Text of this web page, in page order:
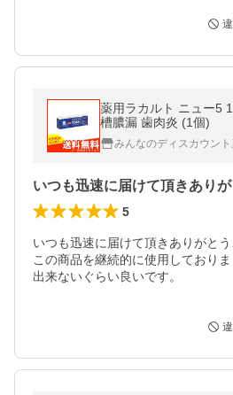
薬用ラカルト ニュー5
槽膿漏 歯肉炎 (1個)
みんなのディスカウン
5
いつも迅速に届けて頂きありがとう
この商品を継続的に使用しており
出来ないぐらい良いです。